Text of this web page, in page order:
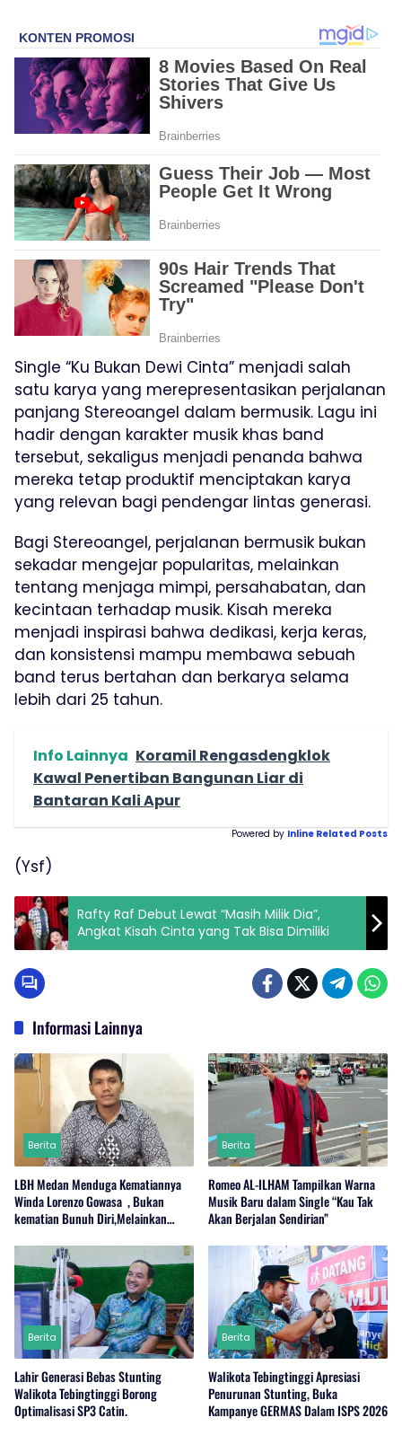
Single “Ku Bukan Dewi Cinta” menjadi salah
satu karya yang merepresentasikan perjalanan
panjang Stereoangel dalam bermusik. Lagu ini
hadir dengan karakter musik khas band
tersebut, sekaligus menjadi penanda bahwa
mereka tetap produktif menciptakan karya
yang relevan bagi pendengar lintas generasi.
Bagi Stereoangel, perjalanan bermusik bukan
sekadar mengejar popularitas, melainkan
tentang menjaga mimpi, persahabatan, dan
kecintaan terhadap musik. Kisah mereka
menjadi inspirasi bahwa dedikasi, kerja keras,
dan konsistensi mampu membawa sebuah
band terus bertahan dan berkarya selama
lebih dari 25 tahun.
Info Lainnya Koramil Rengasdengklok
Kawal Penertiban Bangunan Liar di
Bantaran Kali Apur
Powered by Inline Related Posts
(Ysf)
Rafty Raf Debut Lewat “Masih Milik Dia”,
Angkat Kisah Cinta yang Tak Bisa Dimiliki
Informasi Lainnya
Berita
LBH Medan Menduga Kematiannya
Winda Lorenzo Gowasa , Bukan
kematian Bunuh Diri,Melainkan
Berita
Romeo AL-ILHAM Tampilkan Warna
Musik Baru dalam Single “Kau Tak
Akan Berjalan Sendirian”
Berita
Lahir Generasi Bebas Stunting
Walikota Tebingtinggi Borong
Optimalisasi SP3 Catin.
Berita
Walikota Tebingtinggi Apresiasi
Penurunan Stunting, Buka
Kampanye GERMAS Dalam ISPS 2026